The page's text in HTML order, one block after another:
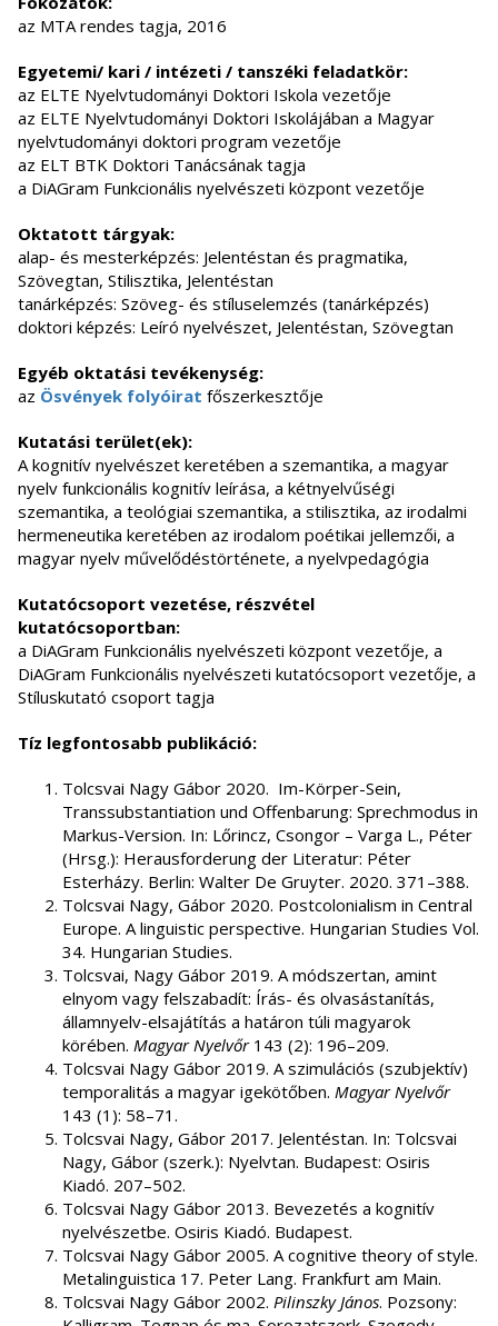
az MTA rendes tagja, 2016
Egyetemi/ kari / intézeti / tanszéki feladatkör:
az ELTE Nyelvtudományi Doktori Iskola vezetője
az ELTE Nyelvtudományi Doktori Iskolájában a Magyar
nyelvtudományi doktori program vezetője
az ELT BTK Doktori Tanácsának tagja
a DiAGram Funkcionális nyelvészeti központ vezetője
Oktatott tárgyak:
alap- és mesterképzés: Jelentéstan és pragmatika,
Szövegtan, Stilisztika, Jelentéstan
tanárképzés: Szöveg- és stíluselemzés (tanárképzés)
doktori képzés: Leíró nyelvészet, Jelentéstan, Szövegtan
Egyéb oktatási tevékenység:
az Ösvények folyóirat főszerkesztője
Kutatási terület(ek):
A kognitív nyelvészet keretében a szemantika, a magyar
nyelv funkcionális kognitív leírása, a kétnyelvűségi
szemantika, a teológiai szemantika, a stilisztika, az irodalmi
hermeneutika keretében az irodalom poétikai jellemzői, a
magyar nyelv művelődéstörténete, a nyelvpedagógia
Kutatócsoport vezetése, részvétel
kutatócsoportban:
a DiAGram Funkcionális nyelvészeti központ vezetője, a
DiAGram Funkcionális nyelvészeti kutatócsoport vezetője, a
Stíluskutató csoport tagja
Tíz legfontosabb publikáció:
Tolcsvai Nagy Gábor 2020. Im-Körper-Sein,
Transsubstantiation und Offenbarung: Sprechmodus in
Markus-Version. In: Lőrincz, Csongor – Varga L., Péter
(Hrsg.): Herausforderung der Literatur: Péter
Esterházy. Berlin: Walter De Gruyter. 2020. 371–388.
Tolcsvai Nagy, Gábor 2020. Postcolonialism in Central
Europe. A linguistic perspective. Hungarian Studies Vol.
34. Hungarian Studies.
Tolcsvai, Nagy Gábor 2019. A módszertan, amint
elnyom vagy felszabadít: Írás- és olvasástanítás,
államnyelv-elsajátítás a határon túli magyarok
körében. Magyar Nyelvőr143 (2): 196–209.
Tolcsvai Nagy Gábor 2019. A szimulációs (szubjektív)
temporalitás a magyar igekötőben. Magyar Nyelvőr
143 (1): 58–71.
Tolcsvai Nagy, Gábor 2017. Jelentéstan. In: Tolcsvai
Nagy, Gábor (szerk.): Nyelvtan. Budapest: Osiris
Kiadó. 207–502.
Tolcsvai Nagy Gábor 2013. Bevezetés a kognitív
nyelvészetbe. Osiris Kiadó. Budapest.
Tolcsvai Nagy Gábor 2005. A cognitive theory of style.
Metalinguistica 17. Peter Lang. Frankfurt am Main.
Tolcsvai Nagy Gábor 2002. Pilinszky János. Pozsony: